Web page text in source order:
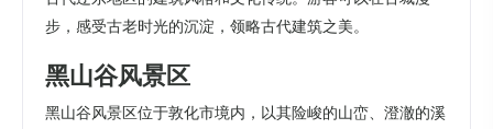
步，感受古老时光的沉淀，领略古代建筑之美。
黑山谷风景区
黑山谷风景区位于敦化市境内，以其险峻的山峦、澄澈的溪